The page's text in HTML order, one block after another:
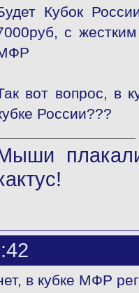
Кубок
с
вот вопрос, в
России???
в кубке МФР